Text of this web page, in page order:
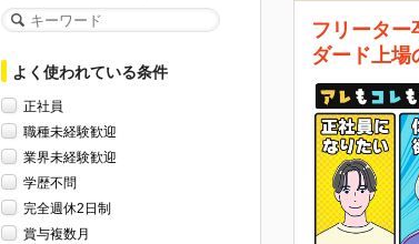
よく使われている条件
正社員
職種未経験歓迎
業界未経験歓迎
学歴不問
完全週休2日制
賞与複数月
フリータ
ダード上場